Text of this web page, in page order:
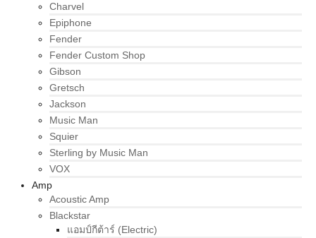
Charvel
Epiphone
Fender
Fender Custom Shop
Gibson
Gretsch
Jackson
Music Man
Squier
Sterling by Music Man
VOX
Amp
Acoustic Amp
Blackstar
แอมป์กีต้าร์ (Electric)